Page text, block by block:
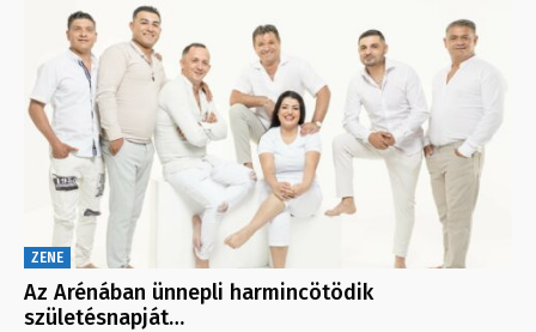
ZENE
Az Arénában ünnepli harmincötödik
születésnapját…